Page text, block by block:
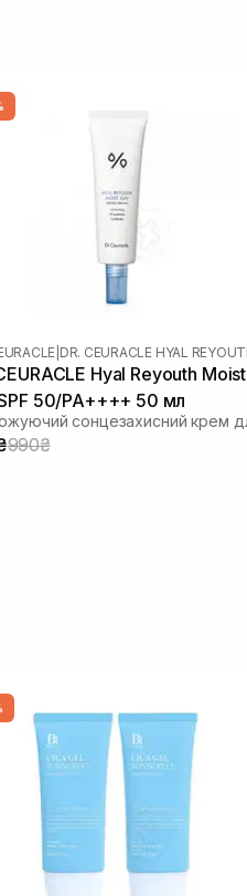
DR. CEURACLE HYAL
Hyal Reyouth Moist
50/PA++++ 50 мл
990₴